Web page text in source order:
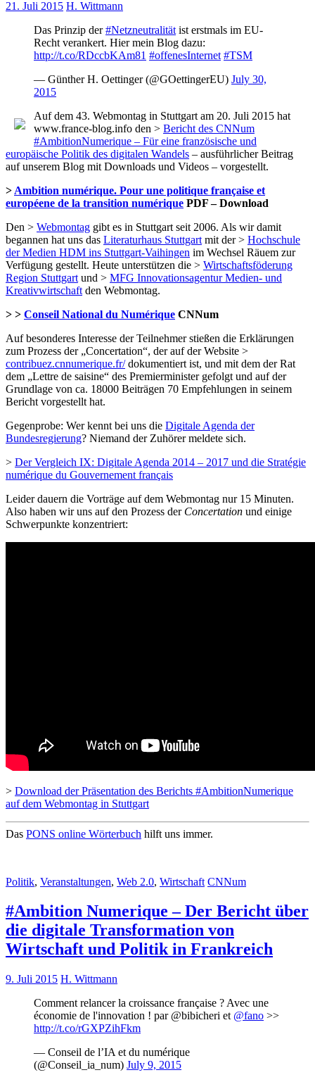
21. Juli 2015 H. Wittmann
Das Prinzip der#Netzneutralität ist erstmals im EU-
Recht verankert. Hier mein Blog dazu:
http://t.co/RDccbKAm81 #offenesInternet #TSM
— Günther H. Oettinger (@GOettingerEU) July 30,
2015
Auf dem 43. Webmontag in Stuttgart am 20. Juli 2015 hat
www.france-blog.info den > Bericht des CNNum
#AmbitionNumerique – Für eine französische und
europäische Politik des digitalen Wandels – ausführlicher Beitrag
auf unserem Blog mit Downloads und Videos – vorgestellt.
> Ambition numérique. Pour une politique française et
européene de la transition numérique PDF – Download
Den > Webmontag gibt es in Stuttgart seit 2006. Als wir damit
begannen hat uns das Literaturhaus Stuttgart mit der > Hochschule
der Medien HDM ins Stuttgart-Vaihingen im Wechsel Räuem zur
Verfügung gestellt. Heute unterstützen die > Wirtschaftsföderung
Region Stuttgart und > MFG Innovationsagentur Medien- und
Kreativwirtschaft den Webmontag.
> > Conseil National du Numérique CNNum
Auf besonderes Interesse der Teilnehmer stießen die Erklärungen
zum Prozess der „Concertation“, der auf der Website >
contribuez.cnnumerique.fr/dokumentiert ist, und mit dem der Rat
dem „Lettre de saisine“ des Premierminister gefolgt und auf der
Grundlage von ca. 18000 Beiträgen 70 Empfehlungen in seinem
Bericht vorgestellt hat.
Gegenprobe: Wer kennt bei uns die Digitale Agenda der
Bundesregierung? Niemand der Zuhörer meldete sich.
> Der Vergleich IX: Digitale Agenda 2014 – 2017 und die Stratégie
numérique du Gouvernement français
Leider dauern die Vorträge auf dem Webmontag nur 15 Minuten.
Also haben wir uns auf den Prozess der Concertation und einige
Schwerpunkte konzentriert:
> Download der Präsentation des Berichts #AmbitionNumerique
auf dem Webmontag in Stuttgart
Das PONS online Wörterbuch hilft uns immer.
Politik, Veranstaltungen, Web 2.0, Wirtschaft CNNum
#Ambition Numerique – Der Bericht über
die digitale Transformation von
Wirtschaft und Politik in Frankreich
9. Juli 2015 H. Wittmann
Comment relancer la croissance française ? Avec une
économie de l'innovation ! par @bibicheri et @fano >>
http://t.co/rGXPZihFkm
— Conseil de l’IA et du numérique
(@Conseil_ia_num) July 9, 2015